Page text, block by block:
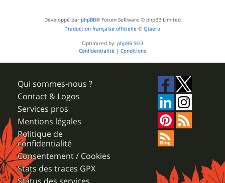
Développé par phpBB® Forum Software © phpBB Limited
Traduction française officielle © Qiaeru
Optimized by: phpBB SEO
Confidentialité | Conditions
Qui sommes-nous ?
Contact & Logos
Services pros
Mentions légales
Politique de
confidentialité
Consentement / Cookies
Stats des traces GPX